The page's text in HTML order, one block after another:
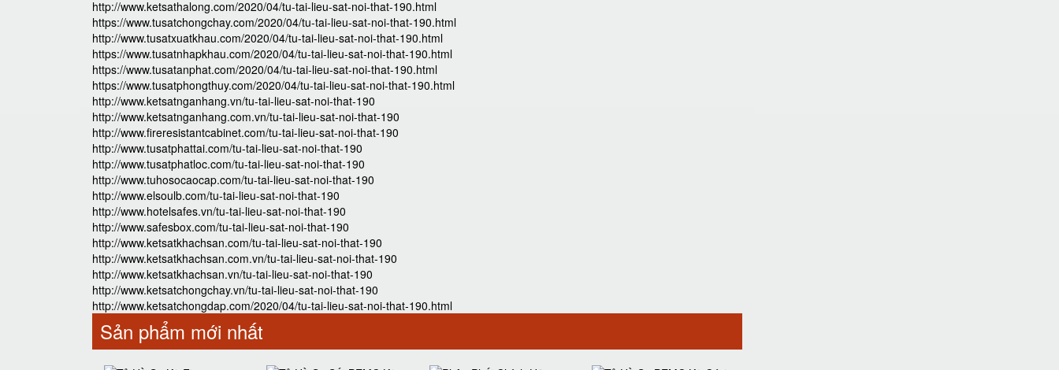
http://www.ketsathalong.com/2020/04/tu-tai-lieu-sat-noi-that-190.html
https://www.tusatchongchay.com/2020/04/tu-tai-lieu-sat-noi-that-190.html
http://www.tusatxuatkhau.com/2020/04/tu-tai-lieu-sat-noi-that-190.html
https://www.tusatnhapkhau.com/2020/04/tu-tai-lieu-sat-noi-that-190.html
https://www.tusatanphat.com/2020/04/tu-tai-lieu-sat-noi-that-190.html
https://www.tusatphongthuy.com/2020/04/tu-tai-lieu-sat-noi-that-190.html
http://www.ketsatnganhang.vn/tu-tai-lieu-sat-noi-that-190
http://www.ketsatnganhang.com.vn/tu-tai-lieu-sat-noi-that-190
http://www.fireresistantcabinet.com/tu-tai-lieu-sat-noi-that-190
http://www.tusatphattai.com/tu-tai-lieu-sat-noi-that-190
http://www.tusatphatloc.com/tu-tai-lieu-sat-noi-that-190
http://www.tuhosocaocap.com/tu-tai-lieu-sat-noi-that-190
http://www.elsoulb.com/tu-tai-lieu-sat-noi-that-190
http://www.hotelsafes.vn/tu-tai-lieu-sat-noi-that-190
http://www.safesbox.com/tu-tai-lieu-sat-noi-that-190
http://www.ketsatkhachsan.com/tu-tai-lieu-sat-noi-that-190
http://www.ketsatkhachsan.com.vn/tu-tai-lieu-sat-noi-that-190
http://www.ketsatkhachsan.vn/tu-tai-lieu-sat-noi-that-190
http://www.ketsatchongchay.vn/tu-tai-lieu-sat-noi-that-190
http://www.ketsatchongdap.com/2020/04/tu-tai-lieu-sat-noi-that-190.html
Sản phẩm mới nhất